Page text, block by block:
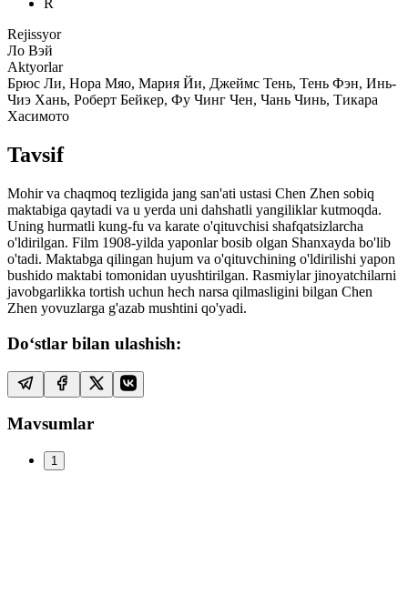
R
Rejissyor
Ло Вэй
Aktyorlar
Брюс Ли, Нора Мяо, Мария Йи, Джеймс Тень, Тень Фэн, Инь-
Чиэ Хань, Роберт Бейкер, Фу Чинг Чен, Чань Чинь, Тикара
Хасимото
Tavsif
Mohir va chaqmoq tezligida jang san'ati ustasi Chen Zhen sobiq
maktabiga qaytadi va u yerda uni dahshatli yangiliklar kutmoqda.
Uning hurmatli kung-fu va karate o'qituvchisi shafqatsizlarcha
o'ldirilgan. Film 1908-yilda yaponlar bosib olgan Shanxayda bo'lib
o'tadi. Maktabga qilingan hujum va o'qituvchining o'ldirilishi yapon
bushido maktabi tomonidan uyushtirilgan. Rasmiylar jinoyatchilarni
javobgarlikka tortish uchun hech narsa qilmasligini bilgan Chen
Zhen yovuzlarga g'azab mushtini qo'yadi.
Do‘stlar bilan ulashish:
Mavsumlar
1